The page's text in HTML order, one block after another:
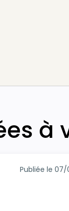
à
Publiée le